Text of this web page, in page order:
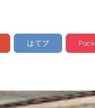
はてブ